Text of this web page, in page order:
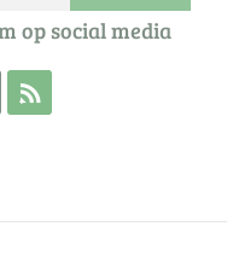
op social media
Facebook
Buik op Twitter
Volg de Buik op Instagram